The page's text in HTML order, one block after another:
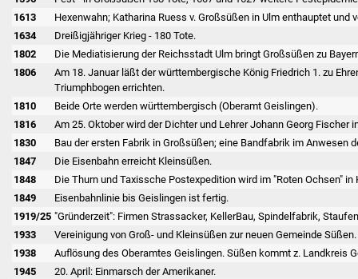
Abfall und Entsorgung
Kultur & Freizeit
Veranstaltungen
Stadtfest
Ostermarkt
Einrichtungen
Hallenbad
1613
Hexenwahn; Katharina Ruess v. Großsüßen in Ulm enthauptet und
1634
Dreißigjähriger Krieg - 180 Tote.
1802
Die Mediatisierung der Reichsstadt Ulm bringt Großsüßen zu
1806
Am 18. Januar läßt der württembergische König Friedrich 1. zu
Triumphbogen errichten.
1810
Beide Orte werden württembergisch (Oberamt Geislingen).
1816
Am 25. Oktober wird der Dichter und Lehrer Johann Georg Fischer
1830
Bau der ersten Fabrik in Großsüßen; eine Bandfabrik im Anwesen
1847
Die Eisenbahn erreicht Kleinsüßen.
1848
Die Thurn und Taxissche Postexpedition wird im "Roten Ochsen"
1849
Eisenbahnlinie bis Geislingen ist fertig.
1919/25 "Gründerzeit": Firmen Strassacker, KellerBau, Spindelfabrik,
1933
Vereinigung von Groß- und Kleinsüßen zur neuen Gemeinde Süßen.
1938
Auflösung des Oberamtes Geislingen. Süßen kommt z. Landkreis
1945
20. April: Einmarsch der Amerikaner.